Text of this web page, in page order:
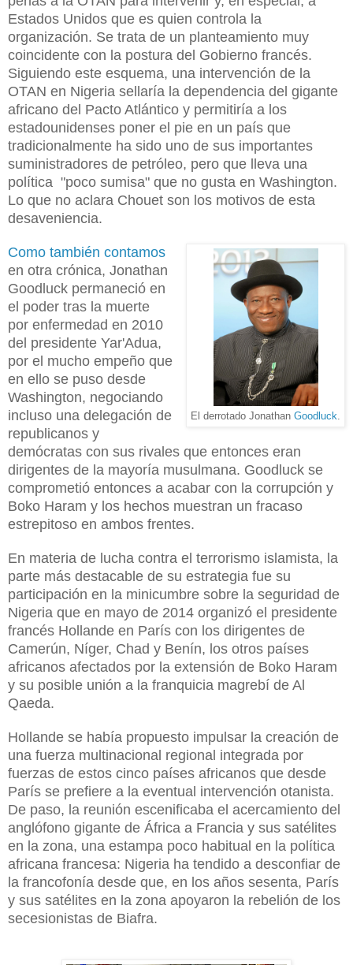
Estados Unidos que es quien controla la
organización. Se trata de un planteamiento muy
coincidente con la postura del Gobierno francés.
Siguiendo este esquema, una intervención de la
OTAN en Nigeria sellaría la dependencia del gigante
africano del Pacto Atlántico y permitiría a los
estadounidenses poner el pie en un país que
tradicionalmente ha sido uno de sus importantes
suministradores de petróleo, pero que lleva una
política "poco sumisa" que no gusta en Washington.
Lo que no aclara Chouet son los motivos de esta
desaveniencia.
El derrotado Jonathan Goodluck
Como también contamos
en otra crónica, Jonathan
Goodluck permaneció en
el poder tras la muerte
por enfermedad en 2010
del presidente Yar'Adua,
por el mucho empeño que
en ello se puso desde
Washington, negociando
incluso una delegación de
republicanos y
demócratas con sus rivales que entonces eran
dirigentes de la mayoría musulmana. Goodluck se
comprometió entonces a acabar con la corrupción y
Boko Haram y los hechos muestran un fracaso
estrepitoso en ambos frentes.
En materia de lucha contra el terrorismo islamista, la
parte más destacable de su estrategia fue su
participación en la minicumbre sobre la seguridad de
Nigeria que en mayo de 2014 organizó el presidente
francés Hollande en París con los dirigentes de
Camerún, Níger, Chad y Benín, los otros países
africanos afectados por la extensión de Boko Haram
y su posible unión a la franquicia magrebí de Al
Qaeda.
Hollande se había propuesto impulsar la creación de
una fuerza multinacional regional integrada por
fuerzas de estos cinco países africanos que desde
París se prefiere a la eventual intervención otanista.
De paso, la reunión escenificaba el acercamiento del
anglófono gigante de África a Francia y sus satélites
en la zona, una estampa poco habitual en la política
africana francesa: Nigeria ha tendido a desconfiar de
la francofonía desde que, en los años sesenta, París
y sus satélites en la zona apoyaron la rebelión de los
secesionistas de Biafra.